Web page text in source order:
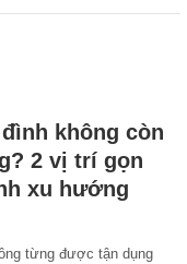
không còn
2 vị trí gọn
xu hướng
từng được tận dụng